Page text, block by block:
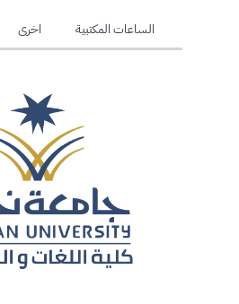
الساعات المكتبية اخرى